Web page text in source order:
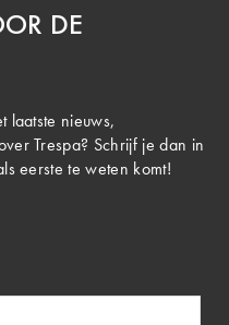
DE
laatste nieuws,
Trespa? Schrijf je dan in
eerste te weten komt!